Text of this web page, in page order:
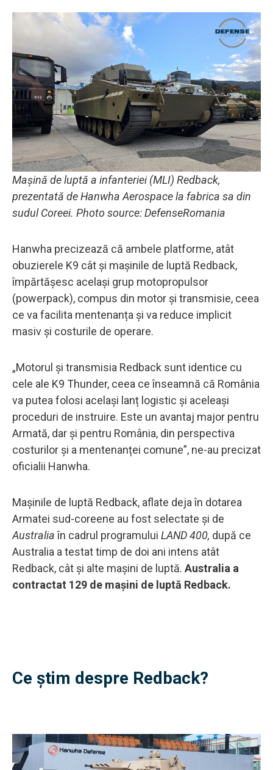
Mașină de luptă a infanteriei (MLI) Redback,
prezentată de Hanwha Aerospace la fabrica sa din
sudul Coreei. Photo source: DefenseRomania
Hanwha precizează că ambele platforme, atât
obuzierele K9 cât și mașinile de luptă Redback,
împărtășesc același grup motopropulsor
(powerpack), compus din motor și transmisie, ceea
ce va facilita mentenanța și va reduce implicit
masiv și costurile de operare.
„Motorul și transmisia Redback sunt identice cu
cele ale K9 Thunder, ceea ce înseamnă că România
va putea folosi același lanț logistic și aceleași
proceduri de instruire. Este un avantaj major pentru
Armată, dar și pentru România, din perspectiva
costurilor și a mentenanței comune”, ne-au precizat
oficialii Hanwha.
Mașinile de luptă Redback, aflate deja în dotarea
Armatei sud-coreene au fost selectate și de
Australiaîn cadrul programului LAND 400, după ce
Australia a testat timp de doi ani intens atât
Redback, cât și alte mașini de luptă. Australia a
contractat 129 de mașini de luptă Redback.
Ce știm despre Redback?